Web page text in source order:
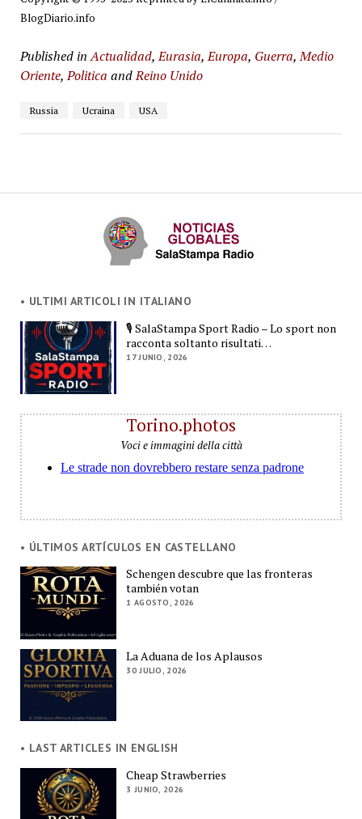
• ULTIMI ARTICOLI IN ITALIANO
🎙️ SalaStampa Sport Radio – Lo sport non
racconta soltanto risultati…
17 JUNIO, 2026
Torino.photos
Voci e immagini della città
• ÚLTIMOS ARTÍCULOS EN CASTELLANO
Schengen descubre que las fronteras
también votan
1 AGOSTO, 2026
La Aduana de los Aplausos
30 JULIO, 2026
• LAST ARTICLES IN ENGLISH
Cheap Strawberries
3 JUNIO, 2026
BlogDiario.info
Published in Actualidad,Eurasia,Europa, Guerra,Medio
Oriente,Politica andReino Unido
Russia Ucraina USA